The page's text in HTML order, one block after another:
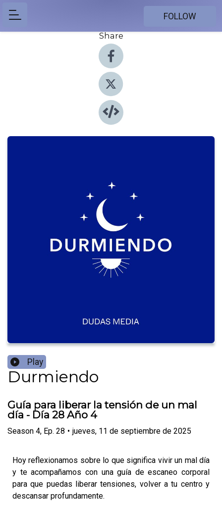
FOLLOW
Share
Play
Durmiendo
Guía para liberar la tensión de un mal
día - Día 28 Año 4
Season 4, Ep. 28 • jueves, 11 de septiembre de 2025
Hoy reflexionamos sobre lo que significa vivir un mal día
y te acompañamos con una guía de escaneo corporal
para que puedas liberar tensiones, volver a tu centro y
descansar profundamente.